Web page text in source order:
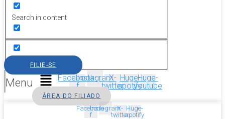
Search in content
Menu
FILIE-SE
Facebook-
f
InstagramX-
twitter
Huge-
spotify
Huge-
youtube
ÁREA DO FILIADO
Facebook-
f
InstagramX-
twitter
Huge-
spotify